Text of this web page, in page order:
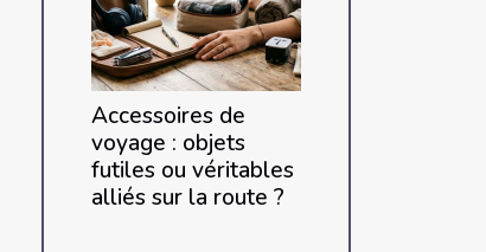
Accessoires de
voyage : objets
futiles ou véritables
alliés sur la route ?